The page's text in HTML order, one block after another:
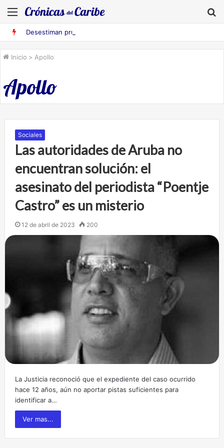
Menú
Inicio > Apollo
Apollo
Sociales
Las autoridades de Aruba no
encuentran solución: el
asesinato del periodista “Poentje
Castro” es un misterio
12 de abril de 2023 200
La Justicia reconoció que el expediente del caso ocurrido
hace 12 años, aún no aportar pistas suficientes para
identificar a…
Ver mas...